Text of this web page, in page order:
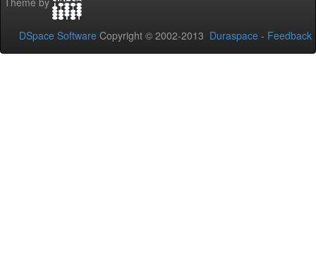
DSpace Software Copyright © 2002-2013 Duraspace - Feedback